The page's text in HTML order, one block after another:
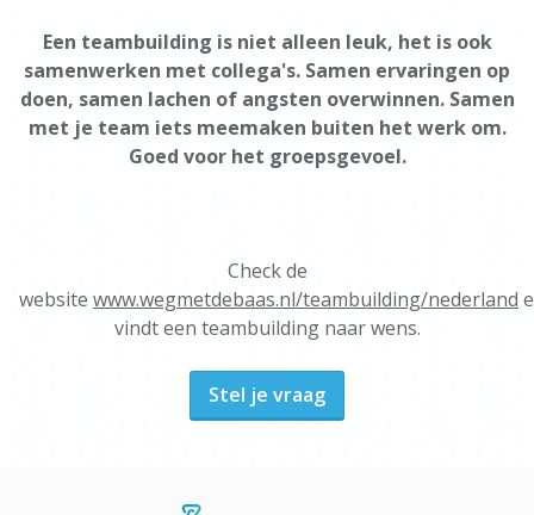
Een teambuilding is niet alleen leuk, het is ook
samenwerken met collega's. Samen ervaringen op
doen, samen lachen of angsten overwinnen. Samen
met je team iets meemaken buiten het werk om.
Goed voor het groepsgevoel.
Check de
website www.wegmetdebaas.nl/teambuilding/nederland
vindt een teambuilding naar wens.
Stel je vraag